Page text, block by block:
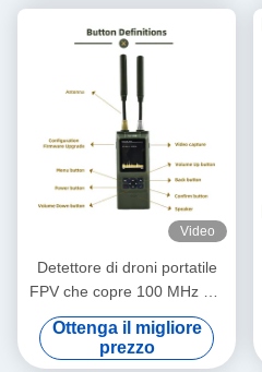
per il rilevamento di FPV
UAV
Video
Detettore di droni portatile
FPV che copre 100 MHz ∼8
GHz con rilevamento video
OFDM HD, scansione a
doppia antenna e
Ottenga il migliore
prezzo